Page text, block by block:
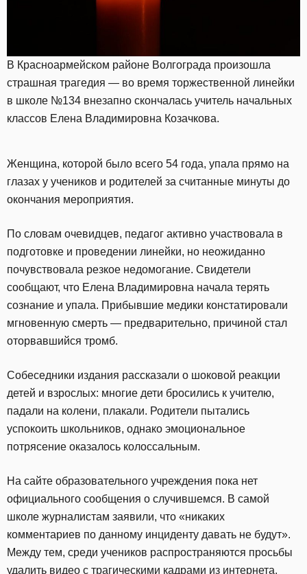
В Красноармейском районе Волгограда произошла
страшная трагедия — во время торжественной линейки
в школе №134 внезапно скончалась учитель начальных
классов Елена Владимировна Козачкова.
Женщина, которой было всего 54 года, упала прямо на
глазах у учеников и родителей за считанные минуты до
окончания мероприятия.
По словам очевидцев, педагог активно участвовала в
подготовке и проведении линейки, но неожиданно
почувствовала резкое недомогание. Свидетели
сообщают, что Елена Владимировна начала терять
сознание и упала. Прибывшие медики констатировали
мгновенную смерть — предварительно, причиной стал
оторвавшийся тромб.
Собеседники издания рассказали о шоковой реакции
детей и взрослых: многие дети бросились к учителю,
падали на колени, плакали. Родители пытались
успокоить школьников, однако эмоциональное
потрясение оказалось колоссальным.
На сайте образовательного учреждения пока нет
официального сообщения о случившемся. В самой
школе журналистам заявили, что «никаких
комментариев по данному инциденту давать не будут».
Между тем, среди учеников распространяются просьбы
удалить видео с трагическими кадрами из интернета.